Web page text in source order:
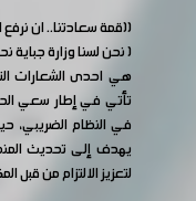
((قمة سعادتنا.. ان
( نحن لسنا وزارة جباية
هي احدى الشعارات
تأتي في إطار سعي
في النظام الضريبي،
يهدف إلى تحديث
لتعزيز الالتزام من قبل